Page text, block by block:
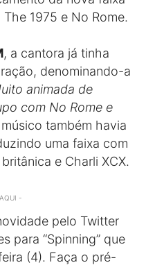
The 1975 e No Rome.
, a cantora já tinha
denominando-a
animada de
com No Rome e
também havia
uma faixa com
e Charli XCX.
-
pelo Twitter
para “Spinning” que
(4). Faça o pré-